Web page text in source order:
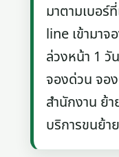
มาตามเบอร์
line เข้ามาจ
ล่วงหน้า 1 วั
จองด่วน จอ
สำนักงาน ย้า
บริการขนย้